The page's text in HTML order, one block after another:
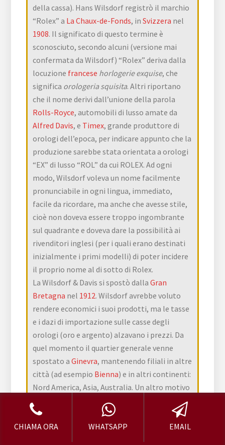
della cassa). Hans Wilsdorf registrò il marchio
“Rolex” a La Chaux-de-Fonds, inSvizzera nel
1908. Il significato di questo termine è
sconosciuto, secondo alcuni (versione mai
confermata da Wilsdorf) “Rolex” deriva dalla
locuzione francese horlogerie exquise, che
significa orologeria squisita. Altri riportano
che il nome derivi dall’unione della parola
Rolls-Royce, automobili di lusso amate da
Alfred Davis, e Timex, grande produttore di
orologi dell’epoca, per indicare appunto che la
produzione sarebbe stata orientata a orologi
“EX” di lusso “ROL” da cui ROLEX. Ad ogni
modo, Wilsdorf voleva un nome facilmente
pronunciabile in ogni lingua, immediato,
facile da ricordare, ma anche che avesse stile,
cioè non doveva essere troppo ingombrante
sul quadrante e doveva dare la possibilità ai
rivenditori inglesi (per i quali erano destinati
inizialmente i primi modelli) di poter incidere
il proprio nome al di sotto di Rolex.
La Wilsdorf & Davis si spostò dallaGran
Bretagna nel 1912. Wilsdorf avrebbe voluto
rendere economici i suoi prodotti, ma le tasse
e i dazi di importazione sulle casse degli
orologi (oro e argento) alzavano i prezzi. Da
quel momento il quartier generale venne
spostato aGinevra, mantenendo filiali in altre
città (ad esempio Bienna) e in altri continenti:
Nord America, Asia, Australia. Un altro motivo
che spinse Wilsdorf a trasferirsi in Svizzera fu
perché con lo scoppio della prima Guerra
Mondiale un tedesco non era visto di buon
CHIAMA ORA WHATSAPP EMAIL